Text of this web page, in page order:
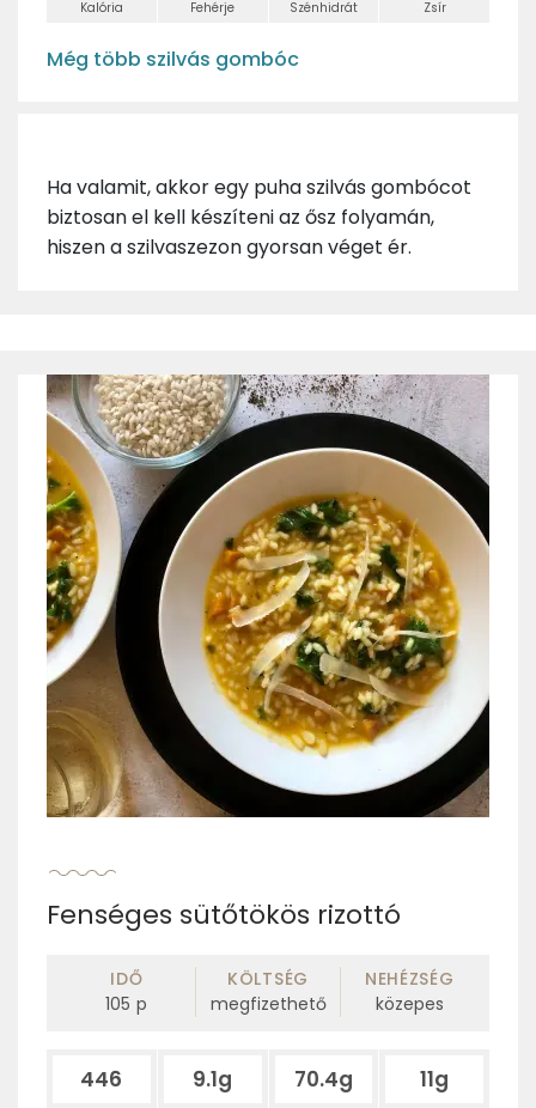
Kalória Fehérje Szénhidrát Zsír
Még több szilvás gombóc
Ha valamit, akkor egy puha szilvás gombócot
biztosan el kell készíteni az ősz folyamán,
hiszen a szilvaszezon gyorsan véget ér.
Fenséges sütőtökös rizottó
IDŐ
105 p
KÖLTSÉG
megfizethető
NEHÉZSÉG
közepes
446 9.1g 70.4g 11g